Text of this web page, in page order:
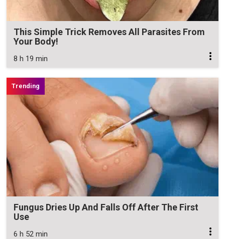
This Simple Trick Removes All Parasites From
Your Body!
8 h 19 min
Fungus Dries Up And Falls Off After The First
Use
6 h 52 min